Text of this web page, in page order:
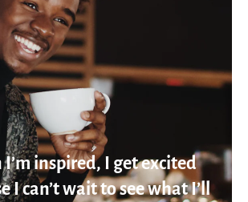
I’m inspired, I get excited
I can’t wait to see what I’ll